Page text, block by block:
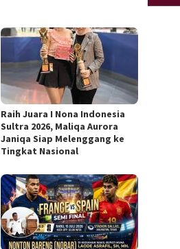
Raih Juara I Nona Indonesia
Sultra 2026, Maliqa Aurora
Janiqa Siap Melenggang ke
Tingkat Nasional